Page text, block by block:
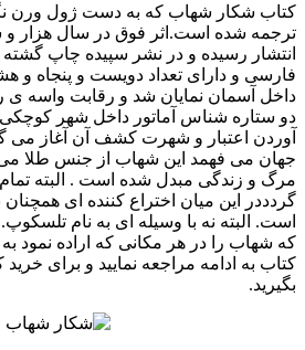
کتاب شکار شهاب که به دست ژول ورن
ترجمه شده است.اثر فوق در سال هزار و
انتشار رسیده و در نشر سپیده چاپ گشته
فارسی و دارای تعداد دویست و پنجاه
داخل آسمان نمایان شد و رقابت واسه
دو ستاره شناس آماتور داخل شهر
آوردن اعتبار و شهرت کشف آن آغاز می
جهان می فهمد این شهاب از جنس طلا می
مرگ و زندگی مبدل شده است . البته
گردددر این میان اختراع کننده ای
است. البته نه با وسیله ای به نام
که شهاب را در هر مکانی که اراده نمود به
کتاب به ادامه مراجعه نمایید و برای
بگیرید.